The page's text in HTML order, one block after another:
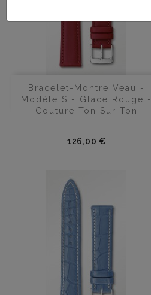
Bracelet-Montre Veau -
Modèle S - Glacé Rouge -
Couture Ton Sur Ton
Prix
126,00 €